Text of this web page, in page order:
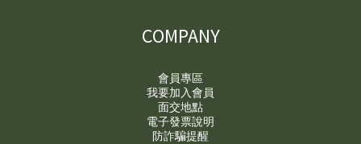
COMPANY
會員專區
我要加入會員
面交地點
電子發票說明
防詐騙提醒